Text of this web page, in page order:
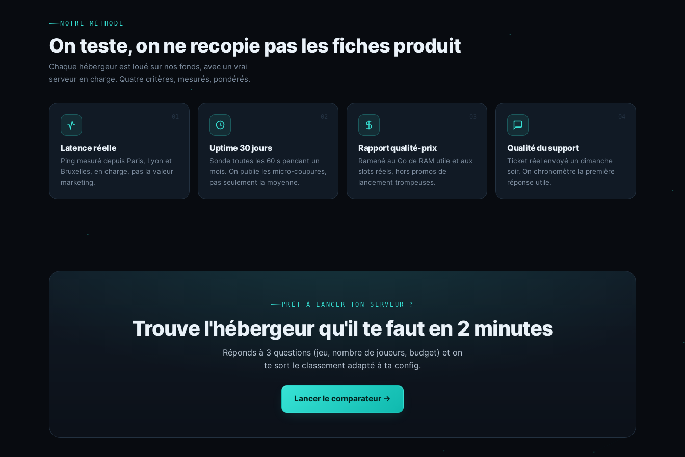
NOTRE MÉTHODE
On teste, on ne recopie pas les fiches produit
Chaque hébergeur est loué sur nos fonds, avec un vrai
serveur en charge. Quatre critères, mesurés, pondérés.
01
Latence réelle
Ping mesuré depuis Paris, Lyon et
Bruxelles, en charge, pas la valeur
marketing.
02
Uptime 30 jours
Sonde toutes les 60 s pendant un
mois. On publie les micro-coupures,
pas seulement la moyenne.
03
Rapport qualité-prix
Ramené au Go de RAM utile et aux
slots réels, hors promos de
lancement trompeuses.
04
Qualité du support
Ticket réel envoyé un dimanche
soir. On chronomètre la première
réponse utile.
PRÊT À LANCER TON SERVEUR ?
Trouve l'hébergeur qu'il te faut en 2 minutes
Réponds à 3 questions (jeu, nombre de joueurs, budget) et on
te sort le classement adapté à ta config.
Lancer le comparateur →